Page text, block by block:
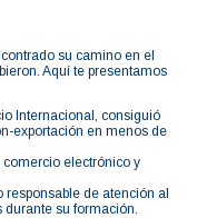
su camino en el
Aquí te presentamos
Internacional, consiguió
exportación en menos de
electrónico y
de atención al
su formación.